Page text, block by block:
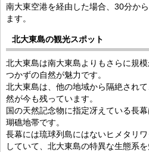
南大東空港を経由した場合、30分か
ます。
北大東島の観光スポット
北大東島は南大東島よりもさらに規
つかずの自然が魅力です。
北大東島は、他の地域から隔絶され
然が今も残っています。
国の天然記念物に指定冴えている長
瑚礁地帯です。
長幕には琉球列島にはないヒメタリ
していて、北大東島の特異な生態系